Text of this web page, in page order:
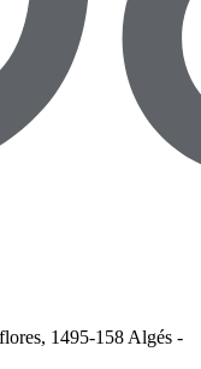
1495-158 Algés -